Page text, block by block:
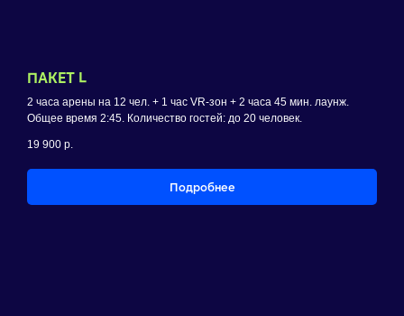
ПАКЕТ L
2 часа арены на 12 чел. + 1 час VR-зон + 2 часа 45 мин. лаунж.
Общее время 2:45. Количество гостей: до 20 человек.
19 900 р.
Подробнее